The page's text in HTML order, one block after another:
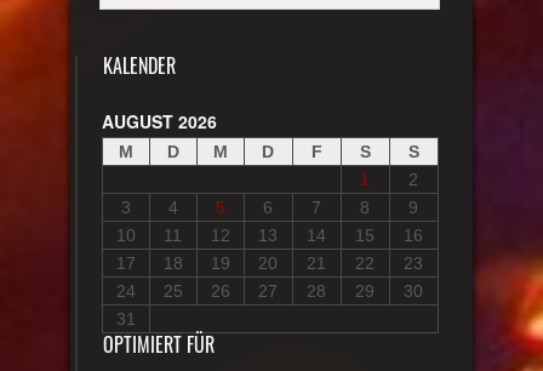
KALENDER
AUGUST 2026
M D M D F S
S
1
2
3
4 5 6 7 8
9
10
11 12 13 14 15
16
17
18 19 20 21 22
23
24
25 26 27 28 29
30
31
OPTIMIERT FÜR